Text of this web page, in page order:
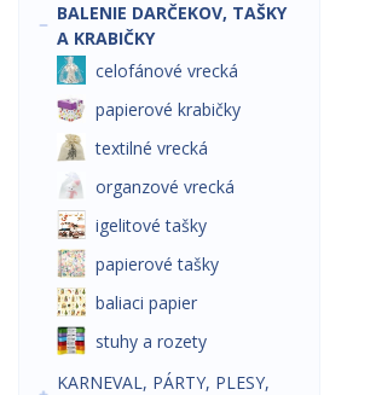
BALENIE DARČEKOV, TAŠKY
A KRABIČKY
celofánové vrecká
papierové krabičky
textilné vrecká
organzové vrecká
igelitové tašky
papierové tašky
baliaci papier
stuhy a rozety
KARNEVAL, PÁRTY, PLESY,